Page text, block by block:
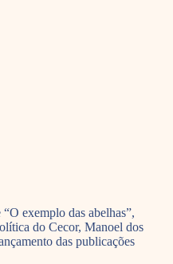
exemplo das abelhas”,
do Cecor, Manoel dos
das publicações